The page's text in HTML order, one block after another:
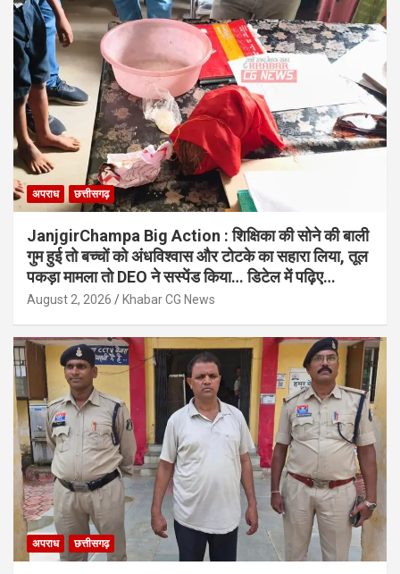
अपराध छत्तीसगढ़
JanjgirChampa Big Action : शिक्षिका की सोने की बाली
गुम हुई तो बच्चों को अंधविश्वास और टोटके का सहारा लिया, तूल
पकड़ा मामला तो DEO ने सस्पेंड किया… डिटेल में पढ़िए…
August 2, 2026 Khabar CG News
अपराध छत्तीसगढ़